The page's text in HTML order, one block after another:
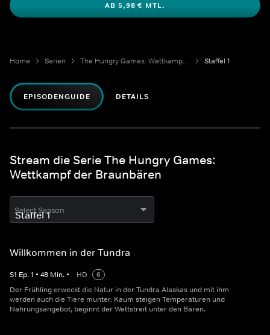
AB 5,98 € MTL.
Home Serien The Hungry Games: Wettkampf der Braunbären Staffel 1
EPISODENGUIDE DETAILS
Stream die Serie The Hungry Games:
Wettkampf der Braunbären
Select Season
Willkommen in der Tundra
S1 Ep.1 • 48 Min. • HD
6
Der Frühling erweckt die Natur in der Tundra Alaskas und mit ihm
werden auch die Tiere munter. Kaum steigen Temperaturen und
Nahrungsangebot, beginnt der Wettstreit unter den Bären.